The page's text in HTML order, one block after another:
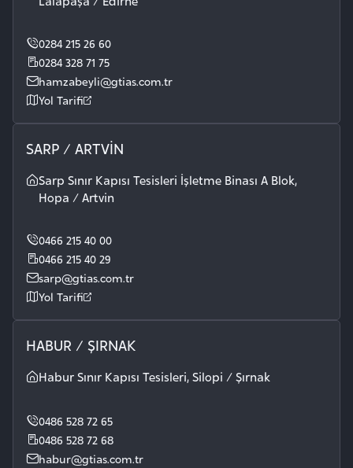
0284 215 26 60
0284 328 71 75
hamzabeyli@gtias.com.tr
Yol Tarifi
SARP / ARTVİN
Sarp Sınır Kapısı Tesisleri İşletme Binası A Blok,
Hopa / Artvin
0466 215 40 00
0466 215 40 29
sarp@gtias.com.tr
Yol Tarifi
HABUR / ŞIRNAK
Habur Sınır Kapısı Tesisleri, Silopi / Şırnak
0486 528 72 65
0486 528 72 68
habur@gtias.com.tr